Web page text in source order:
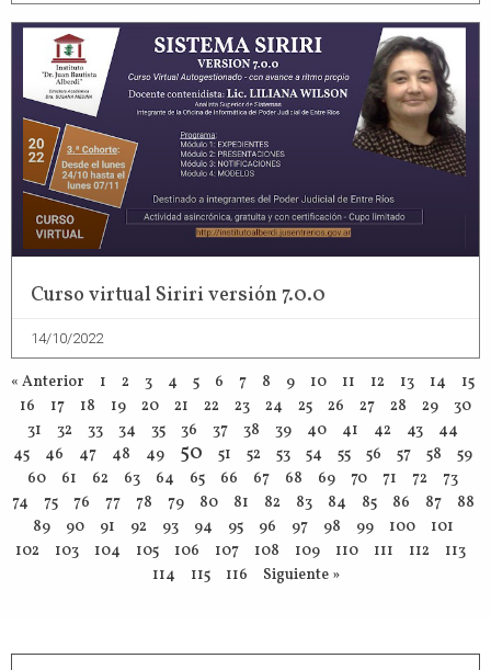
Curso virtual Siriri versión 7.0.0
14/10/2022
« Anterior 1 2 3 4 5 6 7 8 9 10 11 12 13 14
15
16
17 18 19 20 21 22 23 24 25 26 27 28 29
30
31
32 33 34 35 36 37 38 39 40 41 42 43
44
45
46 47 48 49 50 51 52 53 54 55 56 57 58
59
60
61 62 63 64 65 66 67 68 69 70 71 72
73
74
75 76 77 78 79 80 81 82 83 84 85 86 87
88
89
90 91 92 93 94 95 96 97 98 99 100
101
102
103 104 105 106 107 108 109 110 111 112
113
114
115 116 Siguiente »